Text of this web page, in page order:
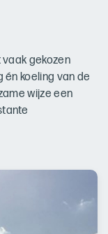
gekozen
koeling van de
wijze een